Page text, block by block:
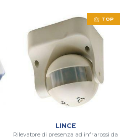
TOP
LINCE
Rilevatore di presenza ad infrarossi da